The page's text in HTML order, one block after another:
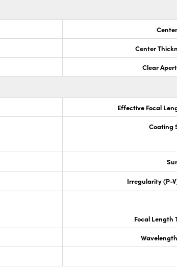
Center
Clear
Effective Focal
Coating
Irregularity (P-
Focal Length